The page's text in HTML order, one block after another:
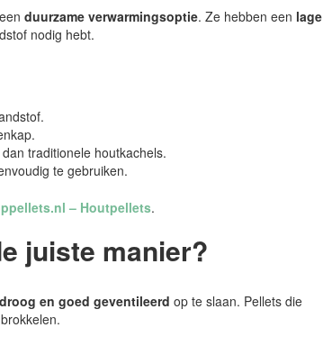
duurzame verwarmingsoptie. Ze hebben een lage
nodig hebt.
traditionele houtkachels.
te gebruiken.
– Houtpellets.
juiste manier?
droog en goed geventileerd op te slaan. Pellets die